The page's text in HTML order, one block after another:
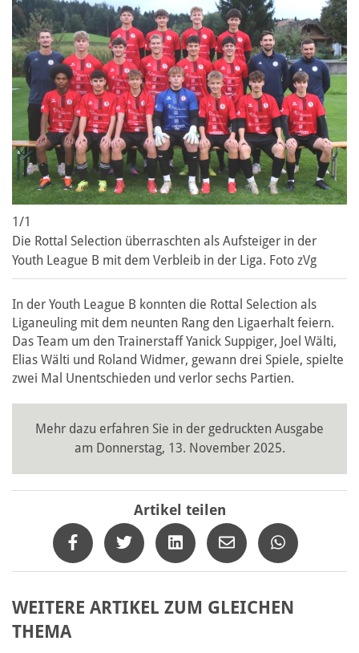
1/1
Die Rottal Selection überraschten als Aufsteiger in der
Youth League B mit dem Verbleib in der Liga. Foto zVg
In der Youth League B konnten die Rottal Selection als
Liganeuling mit dem neunten Rang den Ligaerhalt feiern.
Das Team um den Trainerstaff Yanick Suppiger, Joel Wälti,
Elias Wälti und Roland Widmer, gewann drei Spiele, spielte
zwei Mal Unentschieden und verlor sechs Partien.
Mehr dazu erfahren Sie in der gedruckten Ausgabe
am Donnerstag, 13. November 2025.
Artikel teilen
WEITERE ARTIKEL ZUM GLEICHEN
THEMA